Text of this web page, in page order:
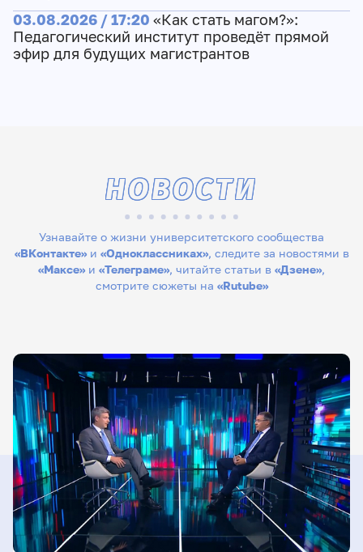
03.08.2026 / 17:20 «Как стать магом?»:
Педагогический институт проведёт прямой
эфир для будущих магистрантов
Узнавайте о жизни университетского сообщества
«ВКонтакте»и «Одноклассниках», следите за новостями в
«Максе» и «Телеграме», читайте статьи в «Дзене»,
смотрите сюжеты на «Rutube»
НОВОСТИ